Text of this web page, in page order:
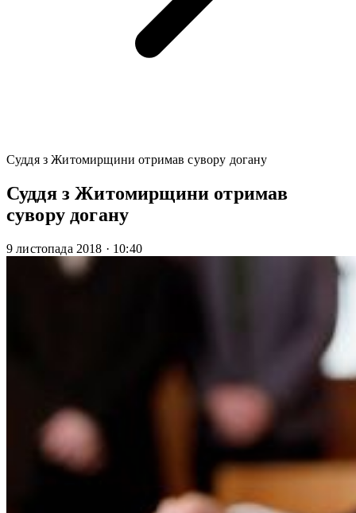
Суддя з Житомирщини отримав сувору догану
Суддя з Житомирщини отримав
сувору догану
9 листопада 2018 · 10:40